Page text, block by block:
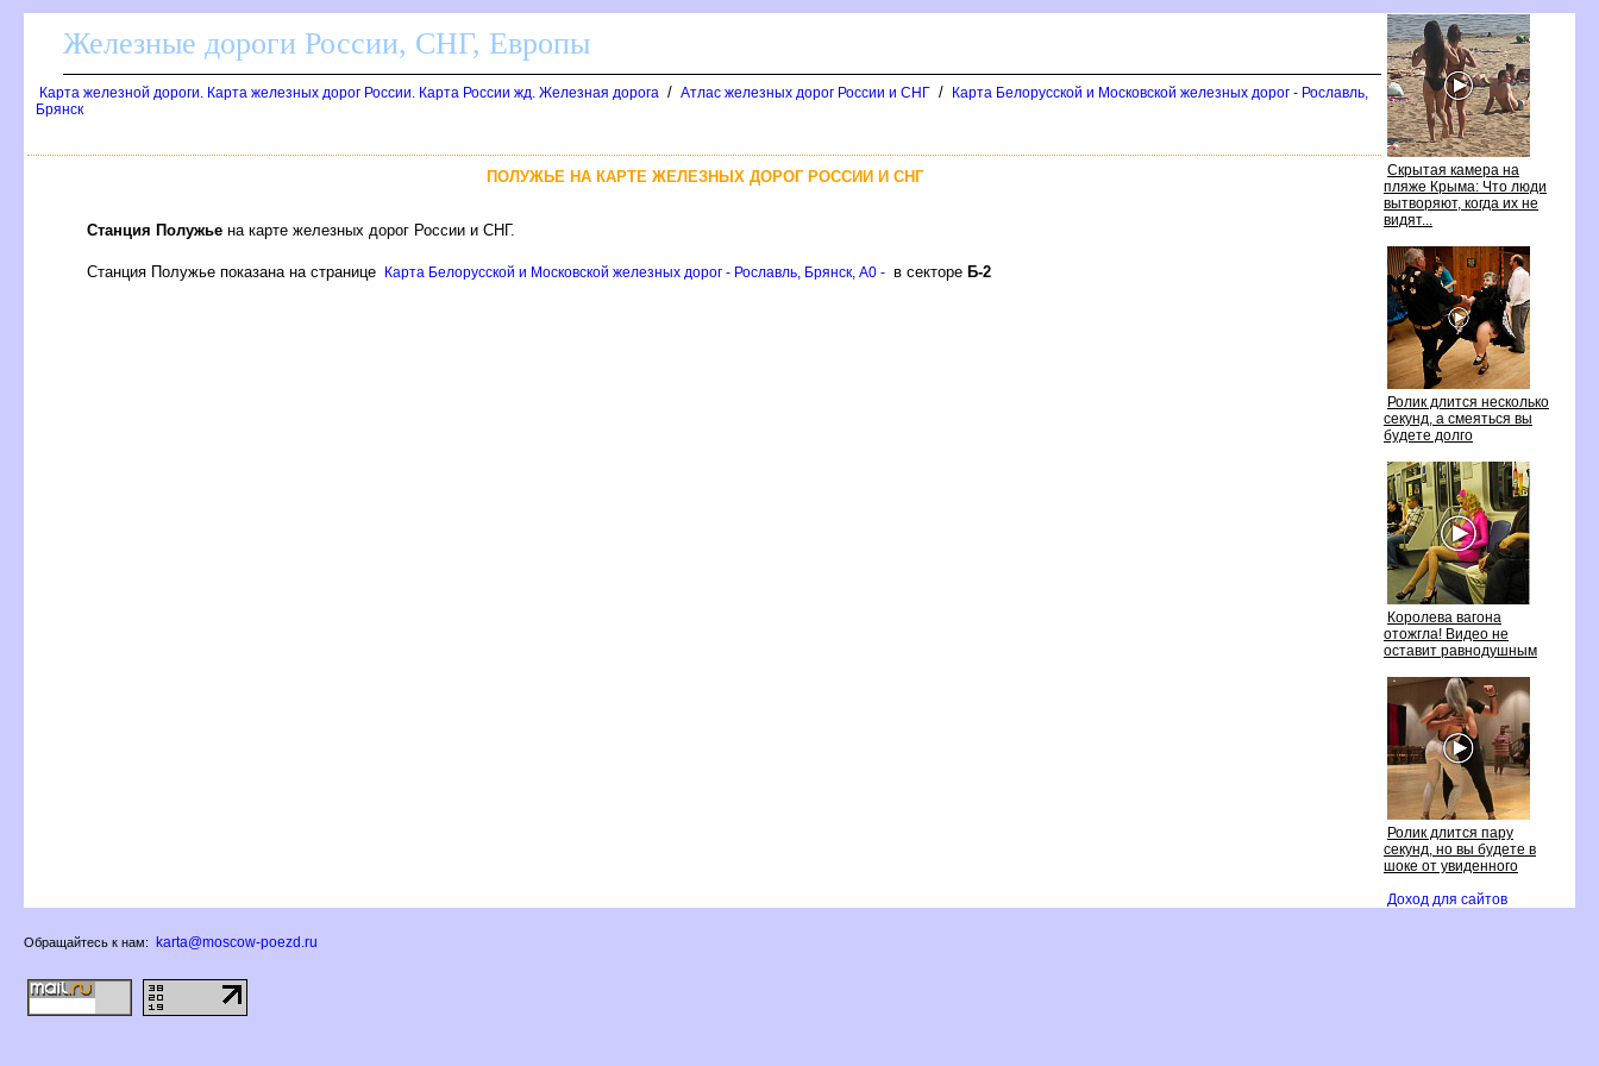
Скрытая камера на
пляже Крыма: Что люди
ытворяют, когда их не
идят...
Ролик длится несколько
секунд, а смеяться вы
удете долго
Королева вагона
отожгла! Видео не
оставит равнодушным
Ролик длится пару
секунд, но вы будете
шоке от увиденного
Доход для сайто
Железные дороги России, СНГ, Европы
Карта железной дороги. Карта железных дорог России. Карта России жд. Железная дорога / Атлас железных дорог России и СНГ /
Карта Белорусской и Московской железных дорог - Рославль,
Брянск
ПОЛУЖЬЕ НА КАРТЕ ЖЕЛЕЗНЫХ ДОРОГ РОССИИ И СНГ
Станция Полужье на карте железных дорог России и СНГ.
Станция Полужье показана на странице Карта Белорусской и Московской железных дорог - Рославль, Брянск, A0 - секторе Б-2
Обращайтесь к нам: karta@moscow-poezd.ru